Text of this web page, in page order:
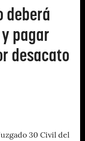
deberá
pagar
desacato
30 Civil del